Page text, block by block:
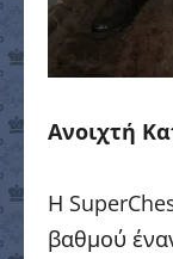
Ανοιχτή
Η
βαθμού